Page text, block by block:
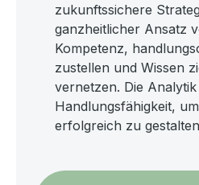
zukunftssichere
ganzheitlicher Ansatz
Kompetenz,
zustellen und Wissen
vernetzen. Die
Handlungsfähigkeit,
erfolgreich zu